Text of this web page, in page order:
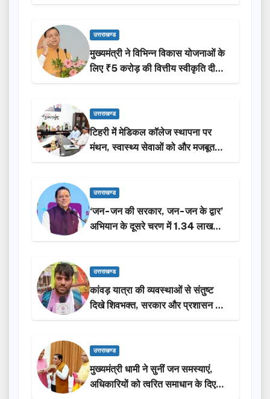
उत्तराखण्ड
मुख्यमंत्री ने विभिन्न विकास योजनाओं के
लिए ₹5 करोड़ की वित्तीय स्वीकृति दी…
उत्तराखण्ड
टिहरी में मेडिकल कॉलेज स्थापना पर
मंथन, स्वास्थ्य सेवाओं को और मजबूत
करेगी सरकार: मुख्यमंत्री धामी…
उत्तराखण्ड
‘जन-जन की सरकार, जन-जन के द्वार’
अभियान के दूसरे चरण में 1.34 लाख
लोगों की भागीदारी…
उत्तराखण्ड
कांवड़ यात्रा की व्यवस्थाओं से संतुष्ट
दिखे शिवभक्त, सरकार और प्रशासन की
सराहना…
उत्तराखण्ड
मुख्यमंत्री धामी ने सुनीं जन समस्याएं,
अधिकारियों को त्वरित समाधान के दिए